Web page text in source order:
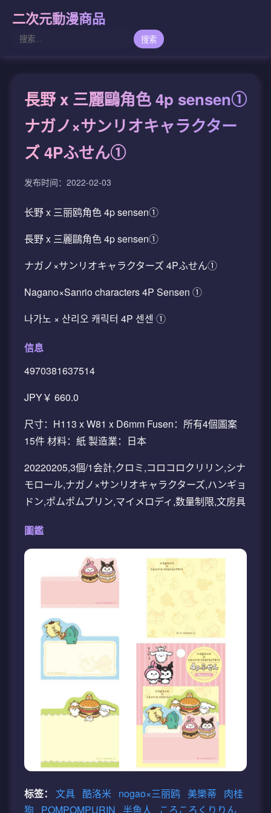
二次元動漫商品
搜索
長野 x 三麗鷗角色 4p sensen①
ナガノ×サンリオキャラクター
ズ 4Pふせん①
发布时间：2022-02-03
长野 x 三丽鸥角色 4p sensen①
長野 x 三麗鷗角色 4p sensen①
ナガノ×サンリオキャラクターズ 4Pふせん①
Nagano×Sanrio characters 4P Sensen ①
나가노 × 산리오 캐릭터 4P 센센 ①
信息
4970381637514
JPY￥ 660.0
尺寸：H113 x W81 x D6mm Fusen：所有4個圖案
15件 材料：紙 製造業：日本
20220205,3個/1会計,クロミ,コロコロクリリン,シナ
モロール,ナガノ×サンリオキャラクターズ,ハンギョ
ドン,ポムポムプリン,マイメロディ,数量制限,文房具
圖鑑
标签： 文具 酷洛米 nogao×三丽鸥 美樂蒂 肉桂
狗
POMPOMPURIN 半魚人 ころころくりりん